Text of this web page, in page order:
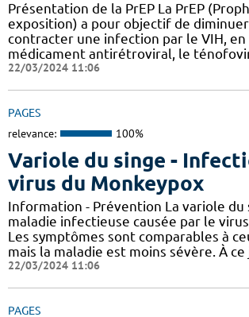
Présentation de la PrEP La PrEP
exposition) a pour objectif de
contracter une infection par le VIH,
médicament antirétroviral, le
22/03/2024 11:06
PAGES
relevance: 100%
Variole du singe -
virus du Monkeypox
Information - Prévention La variole du
maladie infectieuse causée par le virus
Les symptômes sont comparables à
mais la maladie est moins sévère. À
22/03/2024 11:06
PAGES